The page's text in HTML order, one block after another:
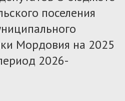
поселения
Мордовия на 2025
2026-